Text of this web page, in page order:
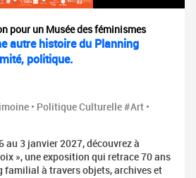
pour un Musée des féminismes
autre histoire du Planning
politique.
• Politique Culturelle #Art •
au 3 janvier 2027, découvrez à
», une exposition qui retrace 70 ans
familial à travers objets, archives et